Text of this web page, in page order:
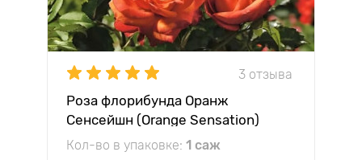
3 отзыва
Роза флорибунда Оранж
Сенсейшн (Orange Sensation)
Кол-во в упаковке: 1 саж